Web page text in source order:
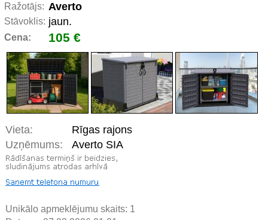
Ražotājs: Averto
Stāvoklis: jaun.
Cena: 105 €
Vieta:
Rīgas rajons
Uzņēmums:
Averto SIA
Unikālo apmeklējumu skaits: 1